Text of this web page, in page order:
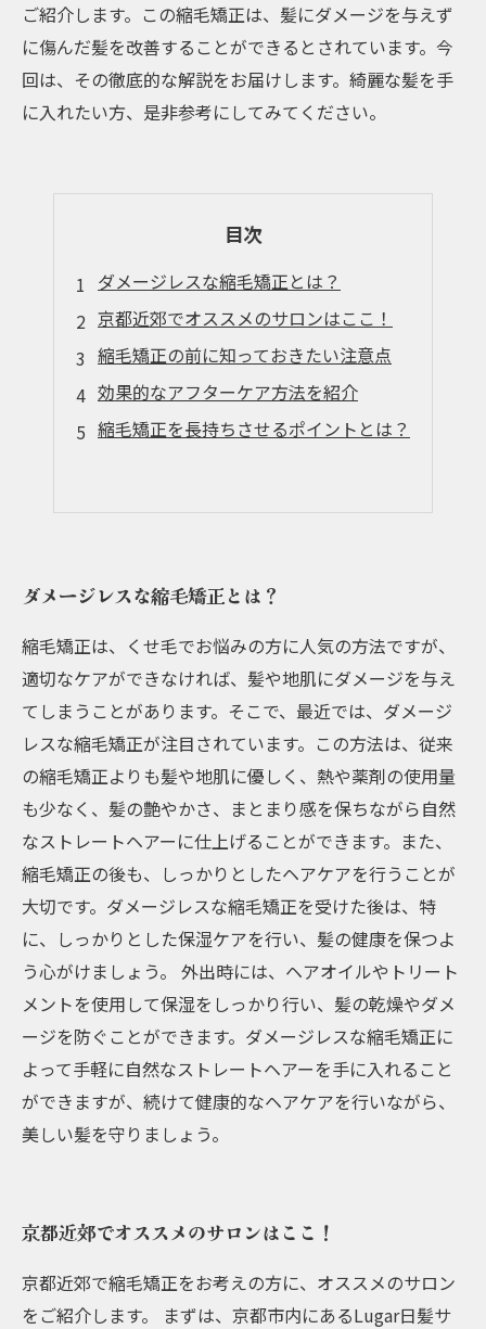
ご紹介します。この縮毛矯正は、髪にダメージを与えず
に傷んだ髪を改善することができるとされています。今
回は、その徹底的な解説をお届けします。綺麗な髪を手
に入れたい方、是非参考にしてみてください。
目次
ダメージレスな縮毛矯正とは？
京都近郊でオススメのサロンはここ！
縮毛矯正の前に知っておきたい注意点
効果的なアフターケア方法を紹介
縮毛矯正を長持ちさせるポイントとは？
ダメージレスな縮毛矯正とは？
縮毛矯正は、くせ毛でお悩みの方に人気の方法ですが、
適切なケアができなければ、髪や地肌にダメージを与え
てしまうことがあります。そこで、最近では、ダメージ
レスな縮毛矯正が注目されています。この方法は、従来
の縮毛矯正よりも髪や地肌に優しく、熱や薬剤の使用量
も少なく、髪の艶やかさ、まとまり感を保ちながら自然
なストレートヘアーに仕上げることができます。また、
縮毛矯正の後も、しっかりとしたヘアケアを行うことが
大切です。ダメージレスな縮毛矯正を受けた後は、特
に、しっかりとした保湿ケアを行い、髪の健康を保つよ
う心がけましょう。 外出時には、ヘアオイルやトリート
メントを使用して保湿をしっかり行い、髪の乾燥やダメ
ージを防ぐことができます。ダメージレスな縮毛矯正に
よって手軽に自然なストレートヘアーを手に入れること
ができますが、続けて健康的なヘアケアを行いながら、
美しい髪を守りましょう。
京都近郊でオススメのサロンはここ！
京都近郊で縮毛矯正をお考えの方に、オススメのサロン
をご紹介します。 まずは、京都市内にあるLugar日髪サ